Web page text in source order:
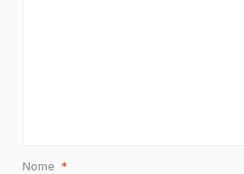
Nome *